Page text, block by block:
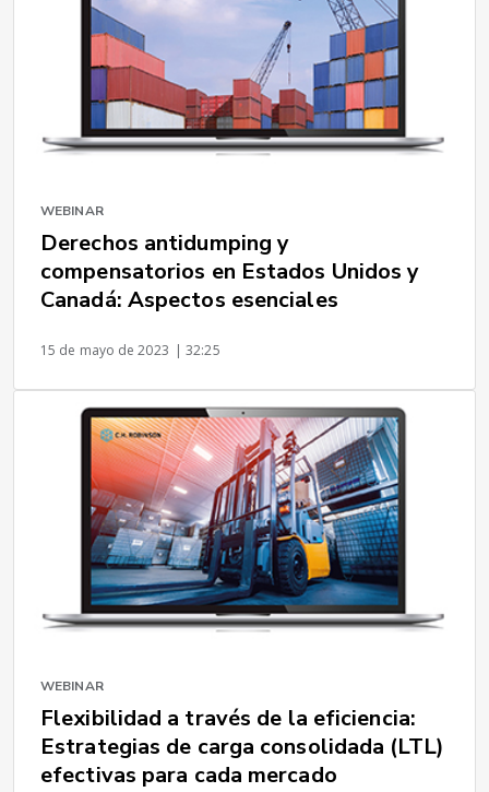
WEBINAR
Derechos antidumping y
compensatorios en Estados Unidos y
Canadá: Aspectos esenciales
15 de mayo de 2023 | 32:25
WEBINAR
Flexibilidad a través de la eficiencia:
Estrategias de carga consolidada (LTL)
efectivas para cada mercado